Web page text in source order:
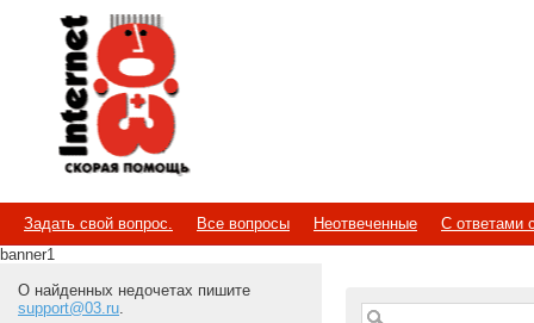
Internet
Скорая помощь
Задать свой вопрос. Все вопросы Неотвеченные
С ответами
banner1
О найденных недочетах пишите
support@03.ru.